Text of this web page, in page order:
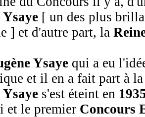
Ysaye [ un des plus
] et d'autre part, la
Ysaye qui a eu
et il en a fait part à
Ysaye s'est éteint en
et le premier Concours